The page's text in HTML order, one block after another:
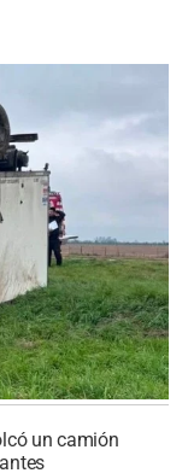
un camión